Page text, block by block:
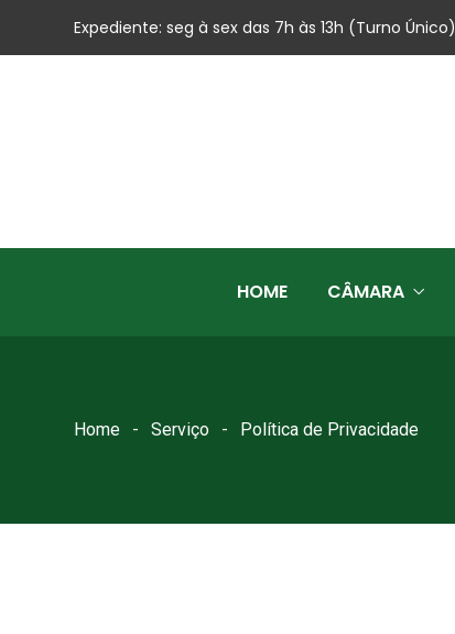
Expediente: seg à sex das 7h às 13h (Turno Único)
HOME CÂMARA
Home Serviço Política de Privacidade